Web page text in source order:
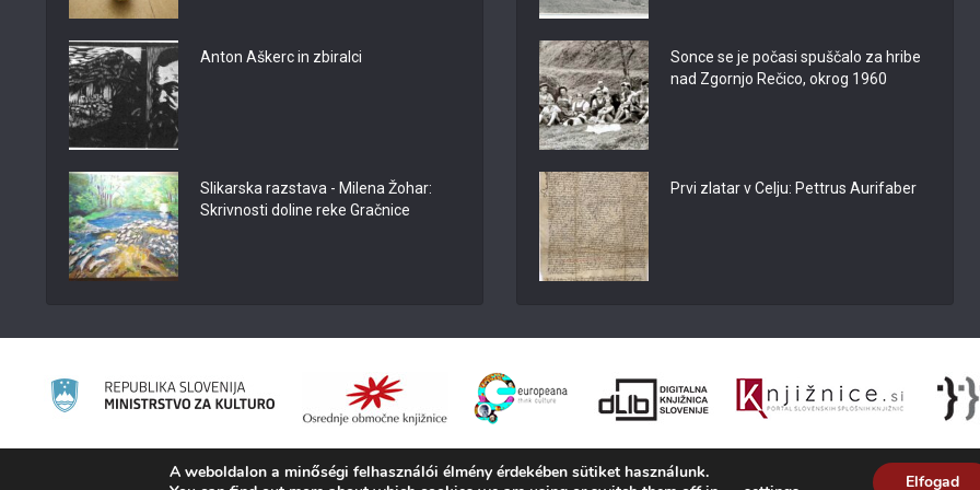
Anton Aškerc in zbiralci
Slikarska razstava - Milena Žohar:
Skrivnosti doline reke Gračnice
Sonce se je počasi spuščalo za hribe
nad Zgornjo Rečico, okrog 1960
Prvi zlatar v Celju: Pettrus Aurifaber
A weboldalon a minőségi felhasználói élmény érdekében sütiket használunk.
Elfogad